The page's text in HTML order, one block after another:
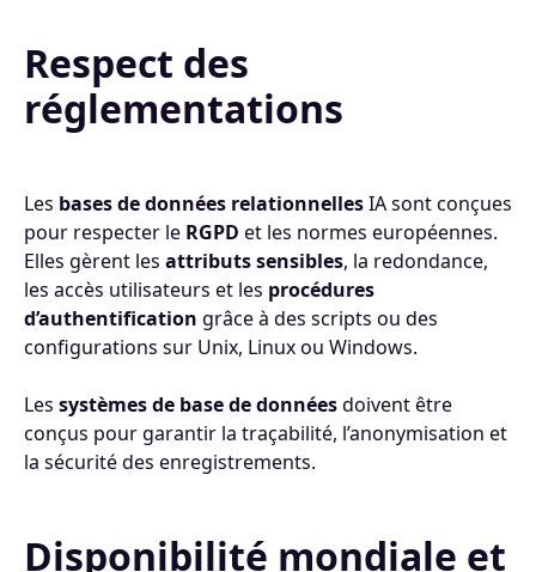
Respect des
réglementations
Les bases de données relationnellesIA sont conçues
pour respecter le RGPD et les normes européennes.
Elles gèrent les attributs sensibles, la redondance,
les accès utilisateurs et les procédures
d’authentification grâce à des scripts ou des
configurations sur Unix, Linux ou Windows.
Les systèmes de base de donnéesdoivent être
conçus pour garantir la traçabilité, l’anonymisation et
la sécurité des enregistrements.
Disponibilité mondiale et